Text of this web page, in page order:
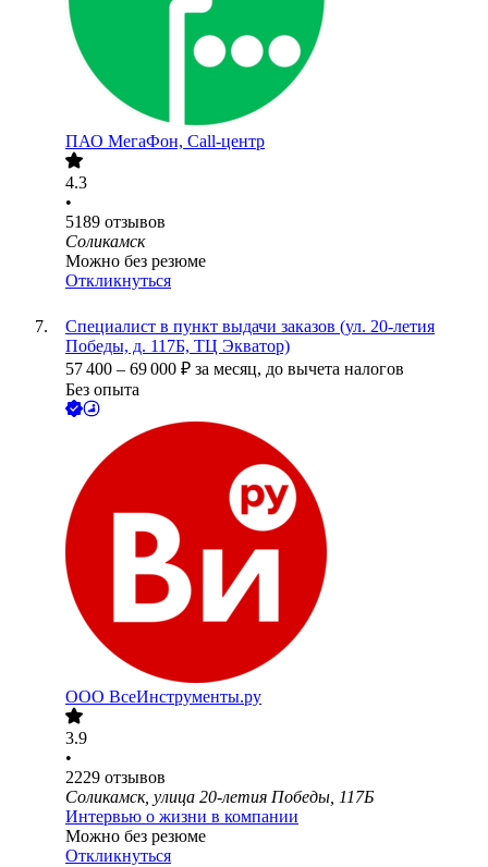
ПАО МегаФон, Call-центр
4.3
•
5189 отзывов
Соликамск
Можно без резюме
Откликнуться
Специалист в пункт выдачи заказов (ул. 20-летия
Победы, д. 117Б, ТЦ Экватор)
57 400 – 69 000 ₽ за месяц, до вычета налогов
Без опыта
ООО ВсеИнструменты.ру
3.9
•
2229 отзывов
Соликамск, улица 20-летия Победы, 117Б
Интервью о жизни в компании
Можно без резюме
Откликнуться